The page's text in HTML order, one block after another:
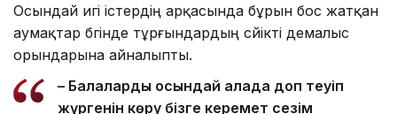
Осындай игі істердің арқасында бұрын бос жатқан
аумақтар бүгінде тұрғындардың сүйікті демалыс
орындарына айналыпты.
– Балалардың осындай алаңда доп теуіп
жүргенін көру бізге керемет сезім